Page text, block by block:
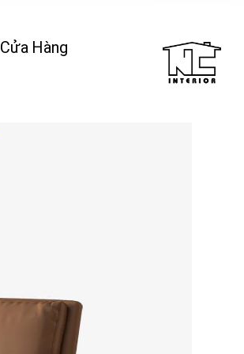
Cửa Hàng